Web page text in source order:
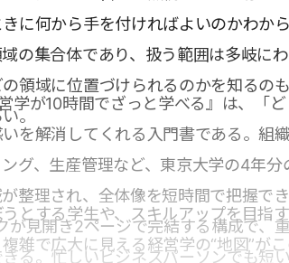
に何から手を付ければよいのかわか
の集合体であり、扱う範囲は多岐に
領域に位置づけられるのかを知るの
。
学が10時間でざっと学べる』は、「
を解消してくれる入門書である。組
グ、生産管理など、東京大学の4年分
整理され、全体像を短時間で把握で
が見開き2ページで完結する構成で、
る。忙しいビジネスパーソンでも短
とする学生や、スキルアップを目指
雑で広大に見える経営学の“地図”が